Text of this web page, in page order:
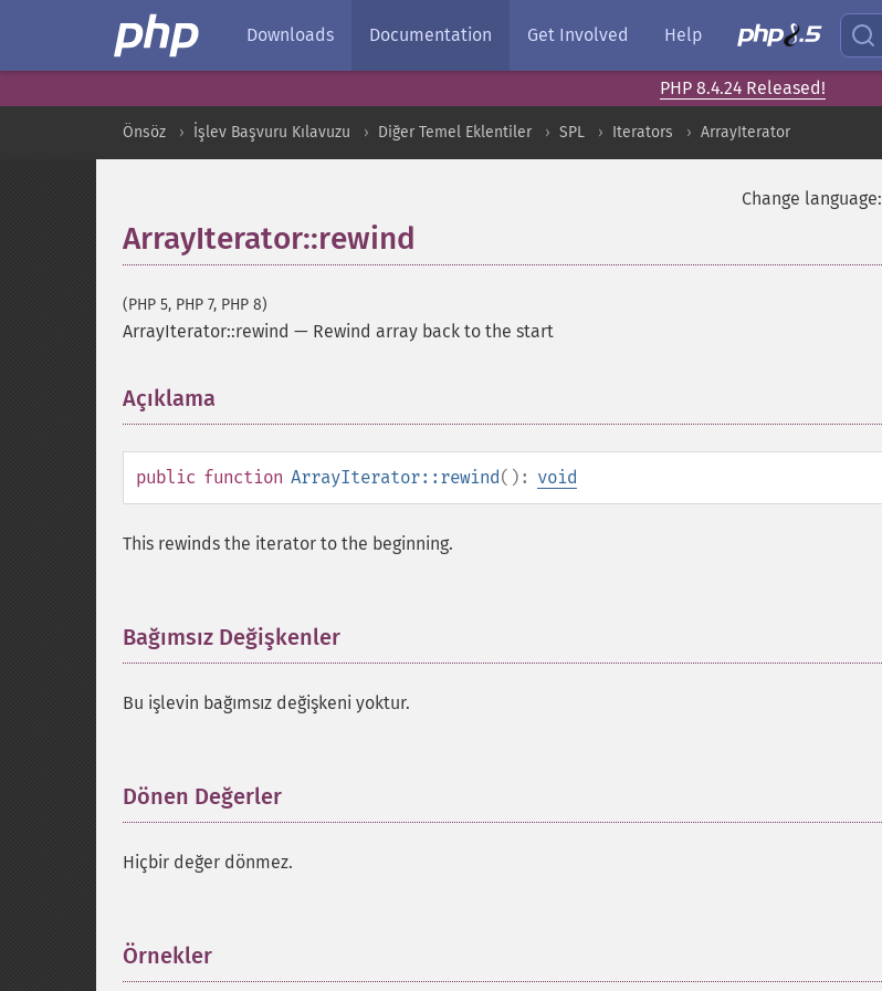
Downloads Documentation Get Involved Help
PHP 8.4.24 Released!
Önsöz İşlev Başvuru Kılavuzu Diğer Temel Eklentiler SPL Iterators ArrayIterator
Change language:
ArrayIterator::rewind
(PHP 5, PHP 7, PHP 8)
ArrayIterator::rewind — Rewind array back to the start
Açıklama
public function ArrayIterator::rewind(): void
This rewinds the iterator to the beginning.
Bağımsız Değişkenler
Bu işlevin bağımsız değişkeni yoktur.
Dönen Değerler
Hiçbir değer dönmez.
Örnekler